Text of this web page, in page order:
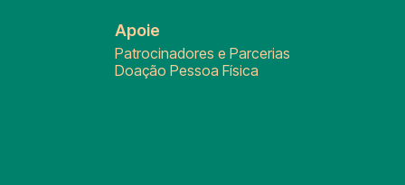
Apoie
Patrocinadores e Parcerias
Doação Pessoa Física